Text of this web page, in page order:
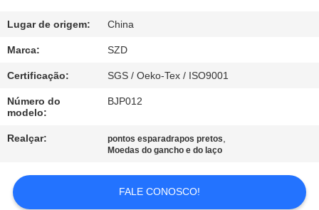
QUALIDADE
CONTACTE-
NOS
NOTÍCIAS
SOLICITE UM
Lugar de origem: China
Marca: SZD
Certificação: SGS / Oeko-Tex / ISO9001
Número do
modelo:
BJP012
Realçar: pontos esparadrapos pretos,
Moedas do gancho e do laço
FALE CONOSCO!